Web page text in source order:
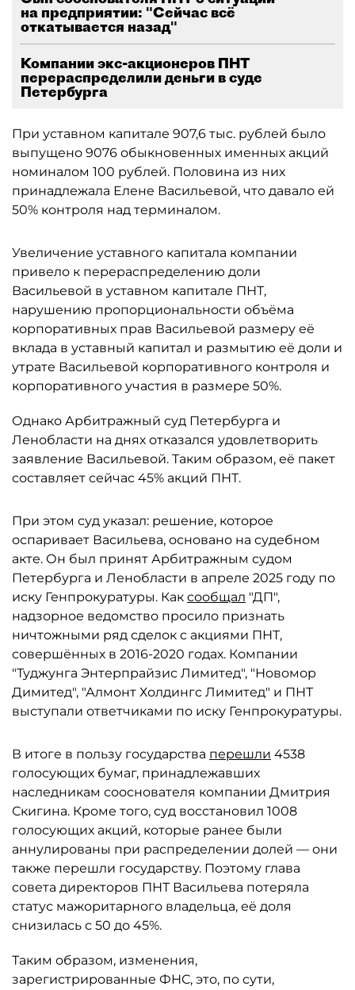
на предприятии: "Сейчас всё
откатывается назад"
Компании экс-акционеров ПНТ
перераспределили деньги в суде
Петербурга
При уставном капитале 907,6 тыс. рублей было
выпущено 9076 обыкновенных именных акций
номиналом 100 рублей. Половина из них
принадлежала Елене Васильевой, что давало ей
50% контроля над терминалом.
Увеличение уставного капитала компании
привело к перераспределению доли
Васильевой в уставном капитале ПНТ,
нарушению пропорциональности объёма
корпоративных прав Васильевой размеру её
вклада в уставный капитал и размытию её доли и
утрате Васильевой корпоративного контроля и
корпоративного участия в размере 50%.
Однако Арбитражный суд Петербурга и
Ленобласти на днях отказался удовлетворить
заявление Васильевой. Таким образом, её пакет
составляет сейчас 45% акций ПНТ.
При этом суд указал: решение, которое
оспаривает Васильева, основано на судебном
акте. Он был принят Арбитражным судом
Петербурга и Ленобласти в апреле 2025 году по
иску Генпрокуратуры. Как сообщал "ДП",
надзорное ведомство просило признать
ничтожными ряд сделок с акциями ПНТ,
совершённых в 2016-2020 годах. Компании
"Туджунга Энтерпрайзис Лимитед", "Новомор
Димитед", "Алмонт Холдингс Лимитед" и ПНТ
выступали ответчиками по иску Генпрокуратуры.
В итоге в пользу государства перешли 4538
голосующих бумаг, принадлежавших
наследникам сооснователя компании Дмитрия
Скигина. Кроме того, суд восстановил 1008
голосующих акций, которые ранее были
аннулированы при распределении долей — они
также перешли государству. Поэтому глава
совета директоров ПНТ Васильева потеряла
статус мажоритарного владельца, её доля
снизилась с 50 до 45%.
Таким образом, изменения,
зарегистрированные ФНС, это, по сути,